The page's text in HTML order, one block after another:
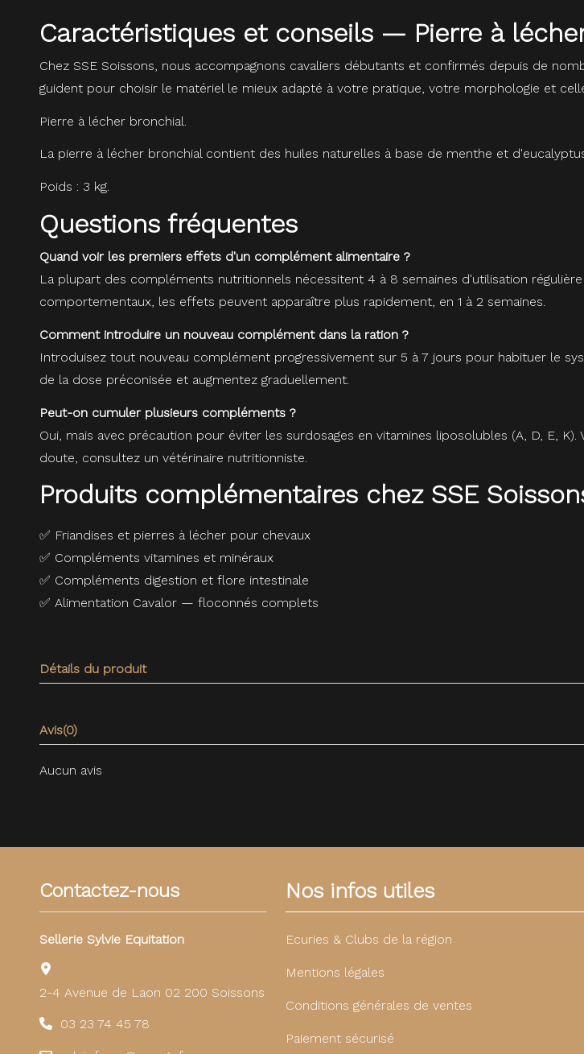
Caractéristiques et conseils — Pierre à
Chez SSE Soissons, nous accompagnons cavaliers débutants et confirmés depuis de
guident pour choisir le matériel le mieux adapté à votre pratique, votre morphologie et
Pierre à lécher bronchial.
La pierre à lécher bronchial contient des huiles naturelles à base de menthe et
Poids : 3 kg.
Questions fréquentes
Quand voir les premiers effets d'un complément alimentaire ?
La plupart des compléments nutritionnels nécessitent 4 à 8 semaines d'utilisation
comportementaux, les effets peuvent apparaître plus rapidement, en 1 à 2 semaines.
Comment introduire un nouveau complément dans la ration ?
Introduisez tout nouveau complément progressivement sur 5 à 7 jours pour habituer le
de la dose préconisée et augmentez graduellement.
Peut-on cumuler plusieurs compléments ?
Oui, mais avec précaution pour éviter les surdosages en vitamines liposolubles (A, D, E,
doute, consultez un vétérinaire nutritionniste.
Produits complémentaires chez SSE
✅ Friandises et pierres à lécher pour chevaux
✅ Compléments vitamines et minéraux
✅ Compléments digestion et flore intestinale
✅ Alimentation Cavalor — floconnés complets
Détails du produit
Avis(0)
Aucun avis
Contactez-nous
Sellerie Sylvie Equitation
2-4 Avenue de Laon 02 200 Soissons
03 23 74 45 78
Nos infos utiles
Ecuries & Clubs de la région
Mentions légales
Conditions générales de ventes
Paiement sécurisé